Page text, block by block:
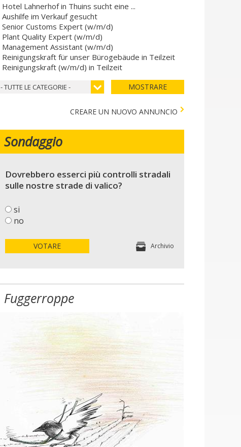
Hotel Lahnerhof in Thuins sucht eine ...
Aushilfe im Verkauf gesucht
Senior Customs Expert (w/m/d)
Plant Quality Expert (w/m/d)
Management Assistant (w/m/d)
Reinigungskraft für unser Bürogebäude in Teilzeit
Reinigungskraft (w/m/d) in Teilzeit
- TUTTE LE CATEGORIE - MOSTRARE
CREARE UN NUOVO ANNUNCIO
Sondaggio
Dovrebbero esserci più controlli stradali
sulle nostre strade di valico?
si
no
VOTARE Archivio
Fuggerroppe